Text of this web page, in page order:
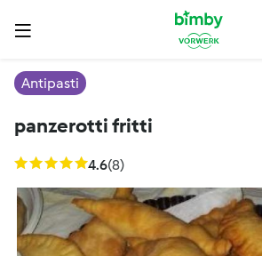
Antipasti
panzerotti fritti
4.6(8)